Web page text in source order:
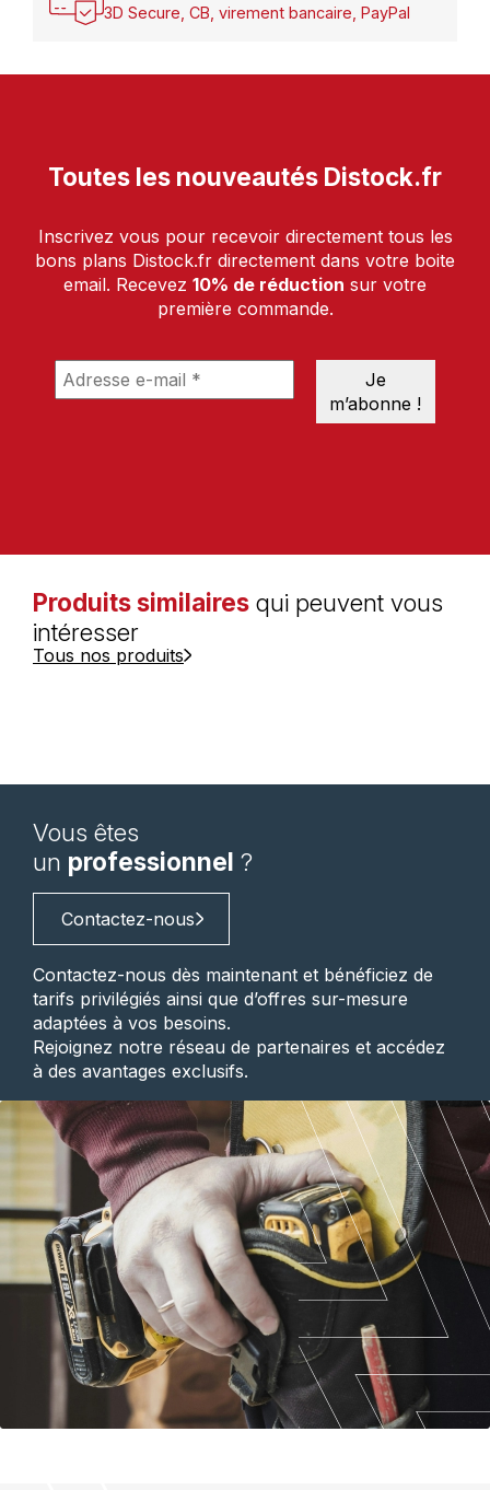
3D Secure, CB, virement bancaire, PayPal
Toutes les nouveautés Distock.fr
Inscrivez vous pour recevoir directement tous les
bons plans Distock.fr directement dans votre boite
email. Recevez 10% de réduction sur votre
première commande.
Produits similaires qui peuvent vous
intéresser
Tous nos produits
Vous êtes
un professionnel ?
Contactez-nous
Contactez-nous dès maintenant et bénéficiez de
tarifs privilégiés ainsi que d’offres sur-mesure
adaptées à vos besoins.
Rejoignez notre réseau de partenaires et accédez
à des avantages exclusifs.